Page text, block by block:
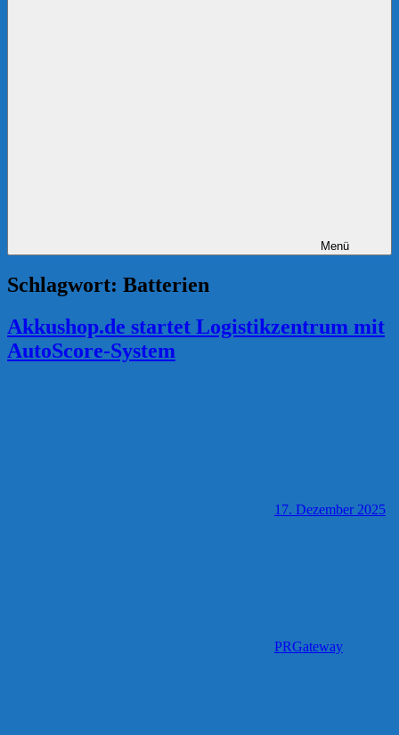
Menü
Schlagwort: Batterien
Akkushop.de startet Logistikzentrum mit
AutoScore-System
17. Dezember 2025
PRGateway